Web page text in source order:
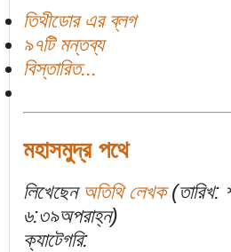
তিথীডোর এর ব্লগ
৯৭টি মন্তব্য
বিস্তারিত...
মহাসমুদ্র পথে
লিখেছেন অতিথি লেখক(তারিখ:
৬:৩৯অপরাহ্ন)
ক্যাটেগরি: